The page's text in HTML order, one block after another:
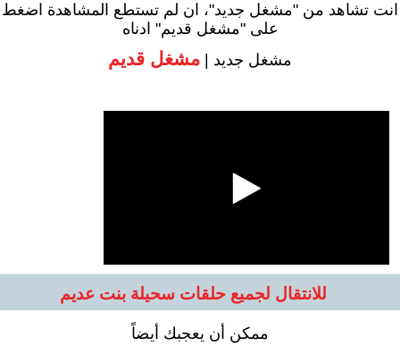
انت تشاهد من "مشغل جديد"، ان لم تستطع المشاهدة اضغط
على "مشغل قديم" ادناه
مشغل جديد | مشغل قديم
للانتقال لجميع حلقات سحيلة بنت عديم
ممكن أن يعجبك أيضاً